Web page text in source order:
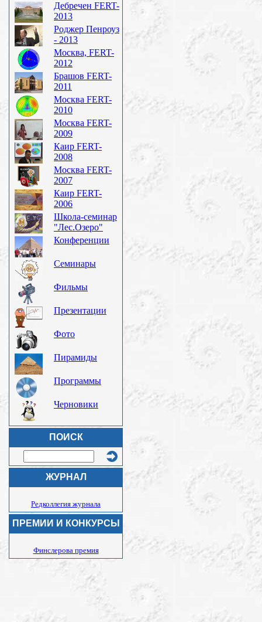
Дебречен FERT-
2013
Роджер Пенроуз
- 2013
Москва, FERT-
2012
Брашов FERT-
2011
Москва FERT-
2010
Москва FERT-
2009
Каир FERT-
2008
Москва FERT-
2007
Каир FERT-
2006
Школа-семинар
"Лес.Озеро"
Конференции
Семинары
Фильмы
Презентации
Фото
Пирамиды
Программы
Черновики
ПОИСК
ЖУРНАЛ
Редколлегия журнала
ПРЕМИИ И КОНКУРСЫ
Финслерова премия